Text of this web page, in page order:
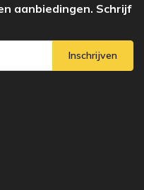
aanbiedingen. Schrijf
Inschrijven